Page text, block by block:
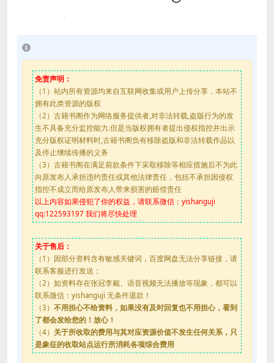
免责声明：
（1）站内所有资源均来自互联网收集或用户上传分享，本站不
拥有此类资源的版权
（2）古籍书阁作为网络服务提供者,对非法转载,盗版行为的发
生不具备充分监控能力.但是当版权拥有者提出侵权指控并出示
充分版权证明材料时,古籍书阁负有移除盗版和非法转载作品以
及停止继续传播的义务
（3）古籍书阁在满足前款条件下采取移除等相应措施后不为此
向原发布人承担违约责任或其他法律责任，包括不承担因侵权
指控不成立而给原发布人带来损害的赔偿责任
以上内容如果侵犯了你的权益，请联系微信：yishanguji
qq:122593197 我们将尽快处理
关于售后：
（1）因部分资料含有敏感关键词，百度网盘无法分享链接，请
联系客服进行发送；
（2）如资料存在张冠李戴、语音视频无法播放等现象，都可以
联系微信：yishanguji 无条件退款！
（3） 不用担心不给资料，如果没有及时回复也不用担心，看到
了都会发给您的！放心！
（4） 关于所收取的费用与其对应资源价值不发生任何关系，只
是象征的收取站点运行所消耗各项综合费用